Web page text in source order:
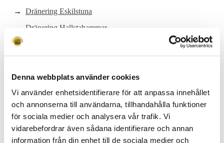
Denna webbplats använder cookies
Vi använder enhetsidentifierare för att anpassa innehållet
och annonserna till användarna, tillhandahålla funktioner
för sociala medier och analysera vår trafik. Vi
vidarebefordrar även sådana identifierare och annan
information från din enhet till de sociala medier och
Dränering Eskilstuna
Dränering Hallstahammar
Dränering Sala
Dränering Surahammar
Dränering Västerås
Dränering Örebro